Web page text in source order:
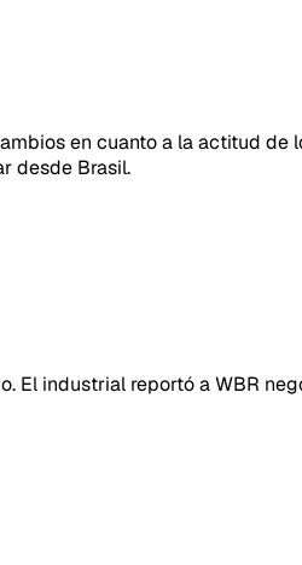
en cuanto a la actitud de
desde Brasil.
El industrial reportó a WBR